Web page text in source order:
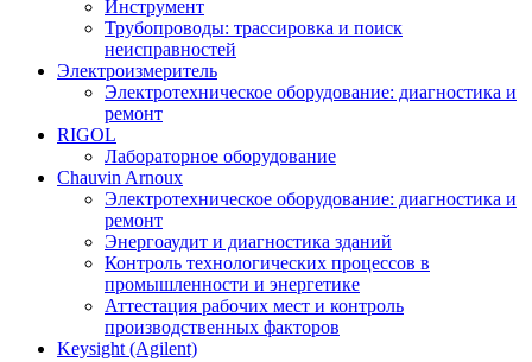
Инструмент
Трубопроводы: трассировка и поиск
неисправностей
Электроизмеритель
Электротехническое оборудование: диагностика и
ремонт
RIGOL
Лабораторное оборудование
Chauvin Arnoux
Электротехническое оборудование: диагностика и
ремонт
Энергоаудит и диагностика зданий
Контроль технологических процессов в
промышленности и энергетике
Аттестация рабочих мест и контроль
производственных факторов
Keysight (Agilent)